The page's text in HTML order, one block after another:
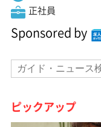
正社員
Sponsored by
ピックアップ